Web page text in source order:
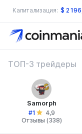
Капитализация: $ 2
ТОП-3 трейдеры
Samorph
#1
4,9
Отзывы (338)